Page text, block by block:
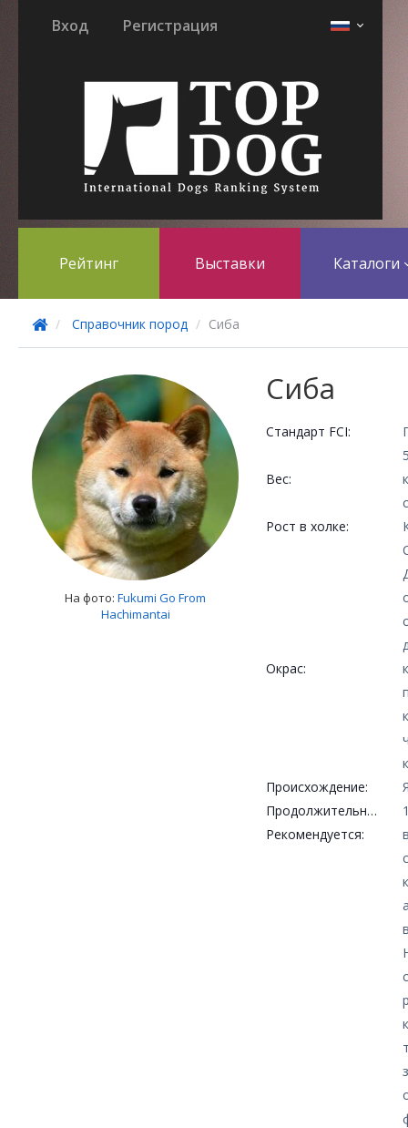
Вход Регистрация
Рейтинг Выставки Каталоги
Справочник пород Сиба
На фото: Fukumi Go From
Hachimantai
Сиба
Стандарт FCI:
Вес:
Рост в холке:
Окрас:
Происхождение:
Продолжительность жизни:
Рекомендуется: